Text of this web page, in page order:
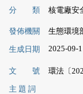
分 類 核電廠安
發佈機關
生態環境
生成日期
2025-09-
文 號
環法〔
主 題 詞